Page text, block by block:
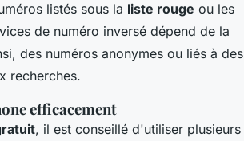
listés sous la liste rouge ou les
de numéro inversé dépend de la
des numéros anonymes ou liés à des
recherches.
efficacement
, il est conseillé d'utiliser plusieurs